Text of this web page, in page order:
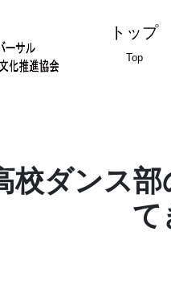
トップ
Top
校ダンス
て